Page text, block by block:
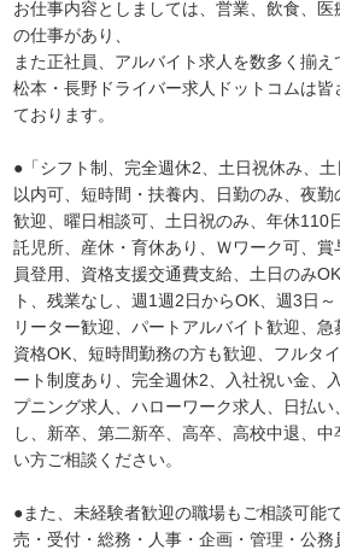
お仕事内容としましては、営業、飲食、
の仕事があり、
また正社員、アルバイト求人を数多く揃え
松本・長野ドライバー求人ドットコムは皆
ております。
●「シフト制、完全週休2、土日祝休み、
以内可、短時間・扶養内、日勤のみ、夜
歓迎、曜日相談可、土日祝のみ、年休110
託児所、産休・育休あり、Ｗワーク可、
員登用、資格支援交通費支給、土日のみ
ト、残業なし、週1週2日からOK、週3日
リーター歓迎、パートアルバイト歓迎、
資格OK、短時間勤務の方も歓迎、フルタ
ート制度あり、完全週休2、入社祝い金、
プニング求人、ハローワーク求人、日払
し、新卒、第二新卒、高卒、高校中退、
い方ご相談ください。
●また、未経験者歓迎の職場もご相談可能
売・受付・総務・人事・企画・管理・公